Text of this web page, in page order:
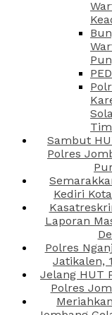
Sambut
Polres
Kediri
Laporan
Polres
Jatikalen,
Jelang HUT
Polres